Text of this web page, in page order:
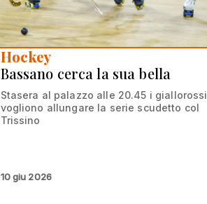
Hockey
Bassano cerca la sua bella
Stasera al palazzo alle 20.45 i giallorossi
vogliono allungare la serie scudetto col
Trissino
10 giu 2026